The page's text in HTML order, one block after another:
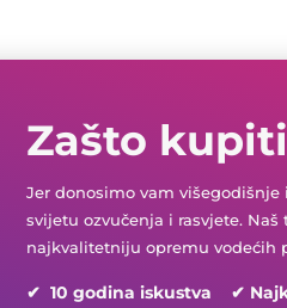
Zašto
Jer donosimo vam višegodišnje
svijetu ozvučenja i rasvjete.
najkvalitetniju opremu vodećih
✔ 10 godina iskustva ✔